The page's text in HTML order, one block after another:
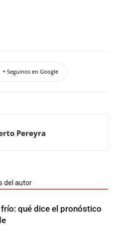
+ Seguinos en Google
Pereyra
del autor
frío: qué dice el pronóstico